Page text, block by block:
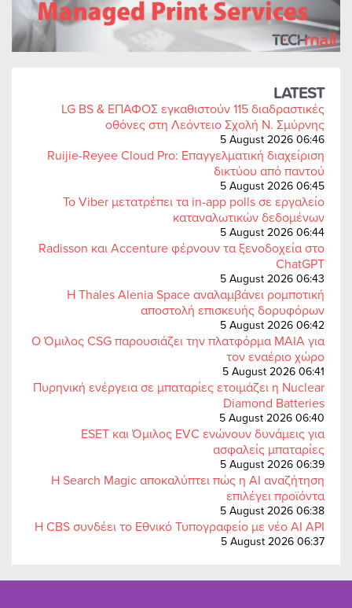
LATEST
LG BS & ΕΠΑΦΟΣ εγκαθιστούν 115 διαδραστικές
οθόνες στη Λεόντειο Σχολή Ν. Σμύρνης
5 August 2026 06:46
Ruijie-Reyee Cloud Pro: Επαγγελματική διαχείριση
δικτύου από παντού
5 August 2026 06:45
Το Viber μετατρέπει τα in-app polls σε εργαλείο
καταναλωτικών δεδομένων
5 August 2026 06:44
Radisson και Accenture φέρνουν τα ξενοδοχεία στο
ChatGPT
5 August 2026 06:43
Η Thales Alenia Space αναλαμβάνει ρομποτική
αποστολή επισκευής δορυφόρων
5 August 2026 06:42
Ο Όμιλος CSG παρουσιάζει την πλατφόρμα MAIA για
τον εναέριο χώρο
5 August 2026 06:41
Πυρηνική ενέργεια σε μπαταρίες ετοιμάζει η Nuclear
Diamond Batteries
5 August 2026 06:40
ESET και Όμιλος EVC ενώνουν δυνάμεις για
ασφαλείς μπαταρίες
5 August 2026 06:39
Η Search Magic αποκαλύπτει πώς η AI αναζήτηση
επιλέγει προϊόντα
5 August 2026 06:38
Η CBS συνδέει το Εθνικό Τυπογραφείο με νέο AI API
5 August 2026 06:37